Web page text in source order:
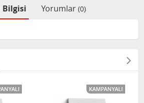
Bilgisi Yorumlar (0)
KAMPANYALI